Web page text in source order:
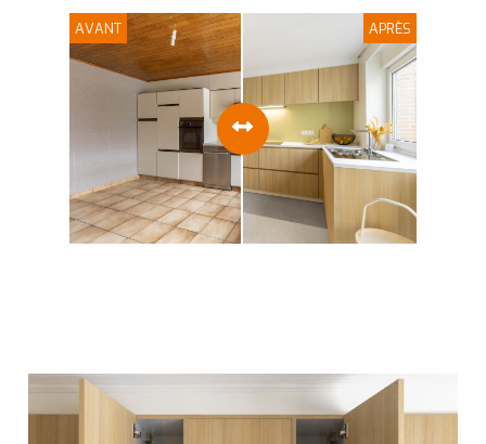
APRÈS
AVANT